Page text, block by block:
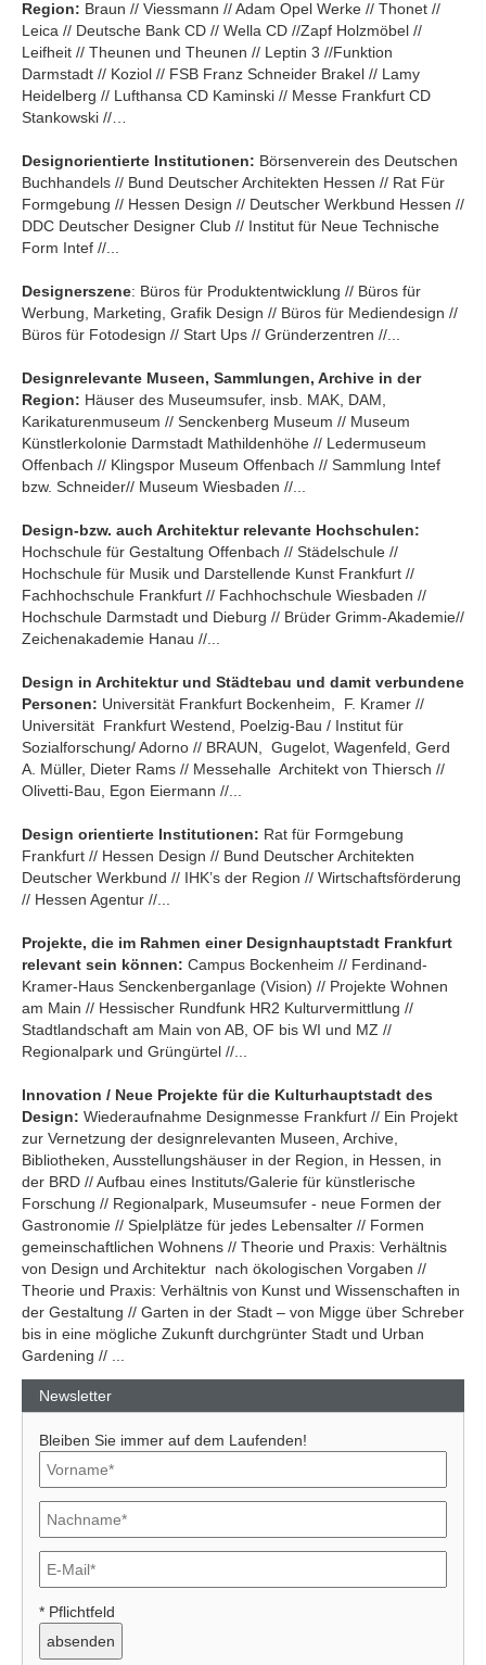
Region: Braun // Viessmann // Adam Opel Werke // Thonet //
Leica // Deutsche Bank CD // Wella CD //Zapf Holzmöbel //
Leifheit // Theunen und Theunen // Leptin 3 //Funktion
Darmstadt // Koziol // FSB Franz Schneider Brakel // Lamy
Heidelberg // Lufthansa CD Kaminski // Messe Frankfurt CD
Stankowski //…
Designorientierte Institutionen: Börsenverein des Deutschen
Buchhandels // Bund Deutscher Architekten Hessen // Rat Für
Formgebung // Hessen Design // Deutscher Werkbund Hessen //
DDC Deutscher Designer Club // Institut für Neue Technische
Form Intef //...
Designerszene: Büros für Produktentwicklung // Büros für
Werbung, Marketing, Grafik Design // Büros für Mediendesign //
Büros für Fotodesign // Start Ups // Gründerzentren //...
Designrelevante Museen, Sammlungen, Archive in der
Region: Häuser des Museumsufer, insb. MAK, DAM,
Karikaturenmuseum // Senckenberg Museum // Museum
Künstlerkolonie Darmstadt Mathildenhöhe // Ledermuseum
Offenbach // Klingspor Museum Offenbach // Sammlung Intef
bzw. Schneider// Museum Wiesbaden //...
Design-bzw. auch Architektur relevante Hochschulen:
Hochschule für Gestaltung Offenbach // Städelschule //
Hochschule für Musik und Darstellende Kunst Frankfurt //
Fachhochschule Frankfurt // Fachhochschule Wiesbaden //
Hochschule Darmstadt und Dieburg // Brüder Grimm-Akademie//
Zeichenakademie Hanau //...
Design in Architektur und Städtebau und damit verbundene
Personen: Universität Frankfurt Bockenheim, F. Kramer //
Universität Frankfurt Westend, Poelzig-Bau / Institut für
Sozialforschung/ Adorno // BRAUN, Gugelot, Wagenfeld, Gerd
A. Müller, Dieter Rams // Messehalle Architekt von Thiersch //
Olivetti-Bau, Egon Eiermann //...
Design orientierte Institutionen: Rat für Formgebung
Frankfurt // Hessen Design // Bund Deutscher Architekten
Deutscher Werkbund // IHK’s der Region // Wirtschaftsförderung
// Hessen Agentur //...
Projekte, die im Rahmen einer Designhauptstadt Frankfurt
relevant sein können: Campus Bockenheim // Ferdinand-
Kramer-Haus Senckenberganlage (Vision) // Projekte Wohnen
am Main // Hessischer Rundfunk HR2 Kulturvermittlung //
Stadtlandschaft am Main von AB, OF bis WI und MZ //
Regionalpark und Grüngürtel //...
Innovation / Neue Projekte für die Kulturhauptstadt des
Design: Wiederaufnahme Designmesse Frankfurt // Ein Projekt
zur Vernetzung der designrelevanten Museen, Archive,
Bibliotheken, Ausstellungshäuser in der Region, in Hessen, in
der BRD // Aufbau eines Instituts/Galerie für künstlerische
Forschung // Regionalpark, Museumsufer - neue Formen der
Gastronomie // Spielplätze für jedes Lebensalter // Formen
gemeinschaftlichen Wohnens // Theorie und Praxis: Verhältnis
von Design und Architektur nach ökologischen Vorgaben //
Theorie und Praxis: Verhältnis von Kunst und Wissenschaften in
der Gestaltung // Garten in der Stadt – von Migge über Schreber
bis in eine mögliche Zukunft durchgrünter Stadt und Urban
Gardening // ...
Newsletter
Bleiben Sie immer auf dem Laufenden!
* Pflichtfeld